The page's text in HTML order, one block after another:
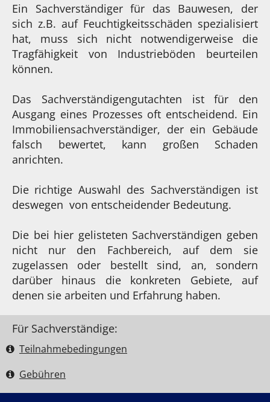
Ein Sachverständiger für das Bauwesen, der
sich z.B. auf Feuchtigkeitsschäden spezialisiert
hat, muss sich nicht notwendigerweise die
Tragfähigkeit von Industrieböden beurteilen
können.
Das Sachverständigengutachten ist für den
Ausgang eines Prozesses oft entscheidend. Ein
Immobiliensachverständiger, der ein Gebäude
falsch bewertet, kann großen Schaden
anrichten.
Die richtige Auswahl des Sachverständigen ist
deswegen von entscheidender Bedeutung.
Die bei hier gelisteten Sachverständigen geben
nicht nur den Fachbereich, auf dem sie
zugelassen oder bestellt sind, an, sondern
darüber hinaus die konkreten Gebiete, auf
denen sie arbeiten und Erfahrung haben.
Für Sachverständige:
Teilnahme­bedingungen
Gebühren